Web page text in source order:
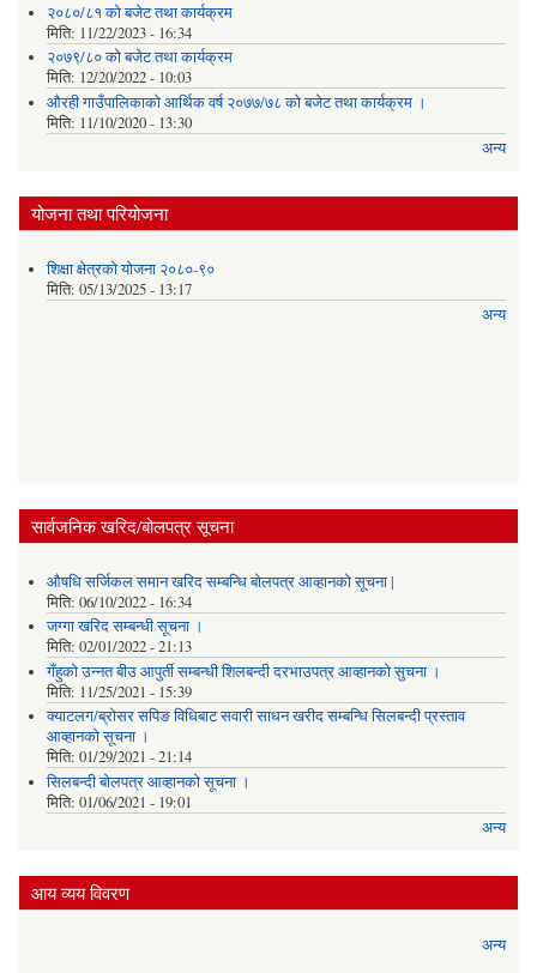
२०८०/८१ को बजेट तथा कार्यक्रम
मिति: 11/22/2023 - 16:34
२०७९/८० को बजेट तथा कार्यक्रम
मिति: 12/20/2022 - 10:03
औरही गाउँपालिकाको आर्थिक वर्ष २०७७/७८ को बजेट तथा कार्यक्रम ।
मिति: 11/10/2020 - 13:30
अन्य
योजना तथा परियोजना
शिक्षा क्षेत्रको योजना २०८०-९०
मिति: 05/13/2025 - 13:17
अन्य
सार्वजनिक खरिद/बोलपत्र सूचना
औषधि सर्जिकल समान खरिद सम्बन्धि बोलपत्र आव्हानको सूचना |
मिति: 06/10/2022 - 16:34
जग्गा खरिद सम्बन्धी सूचना ।
मिति: 02/01/2022 - 21:13
गँहुकाे उन्नत बीउ आपुर्ती सम्बन्धी शिलबन्दी दरभाउपत्र आव्हानकाे सुचना ।
मिति: 11/25/2021 - 15:39
क्याटलग/ब्रोसर सपिङ विधिबाट सवारी साधन खरीद सम्बन्धि सिलबन्दी प्रस्ताव
आव्हानको सूचना ।
मिति: 01/29/2021 - 21:14
सिलबन्दी बोलपत्र आव्हानको सूचना ।
मिति: 01/06/2021 - 19:01
अन्य
आय व्यय विवरण
अन्य